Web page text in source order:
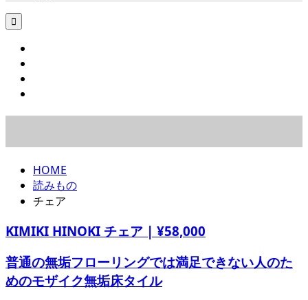

HOME
読みもの
チェア
KIMIKI HINOKI チェア | ¥58,000
普通の無垢フローリングでは満足できない人のた
めのモザイク無垢床タイル